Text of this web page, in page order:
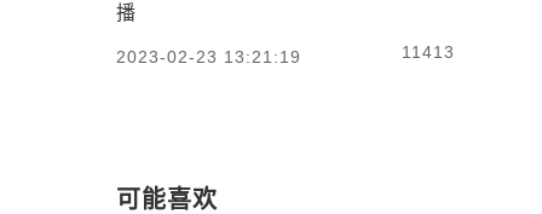
播
2023-02-23 13:21:19 11413
可能喜欢